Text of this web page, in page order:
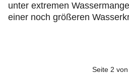
unter extremen
einer noch größeren
Seite 2 von